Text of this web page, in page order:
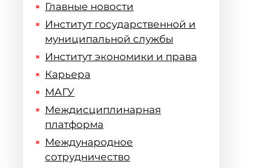
Главные новости
Институт государственной и
муниципальной службы
Институт экономики и права
Карьера
МАГУ
Междисциплинарная
платформа
Международное
сотрудничество